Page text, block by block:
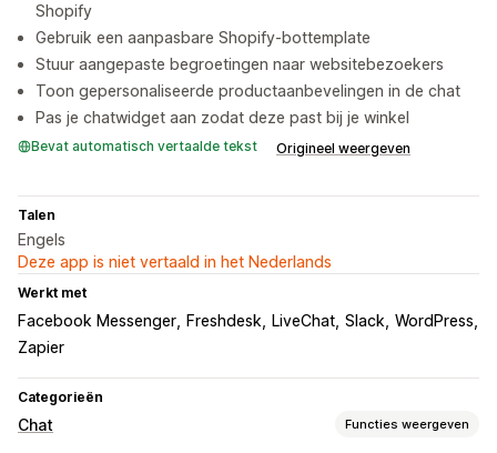
Shopify
Gebruik een aanpasbare Shopify-bottemplate
Stuur aangepaste begroetingen naar websitebezoekers
Toon gepersonaliseerde productaanbevelingen in de chat
Pas je chatwidget aan zodat deze past bij je winkel
Bevat automatisch vertaalde tekst Origineel weergeven
Talen
Engels
Deze app is niet vertaald in het Nederlands
Werkt met
Facebook Messenger Freshdesk LiveChat Slack WordPress
Zapier
Categorieën
Chat Functies weergeven